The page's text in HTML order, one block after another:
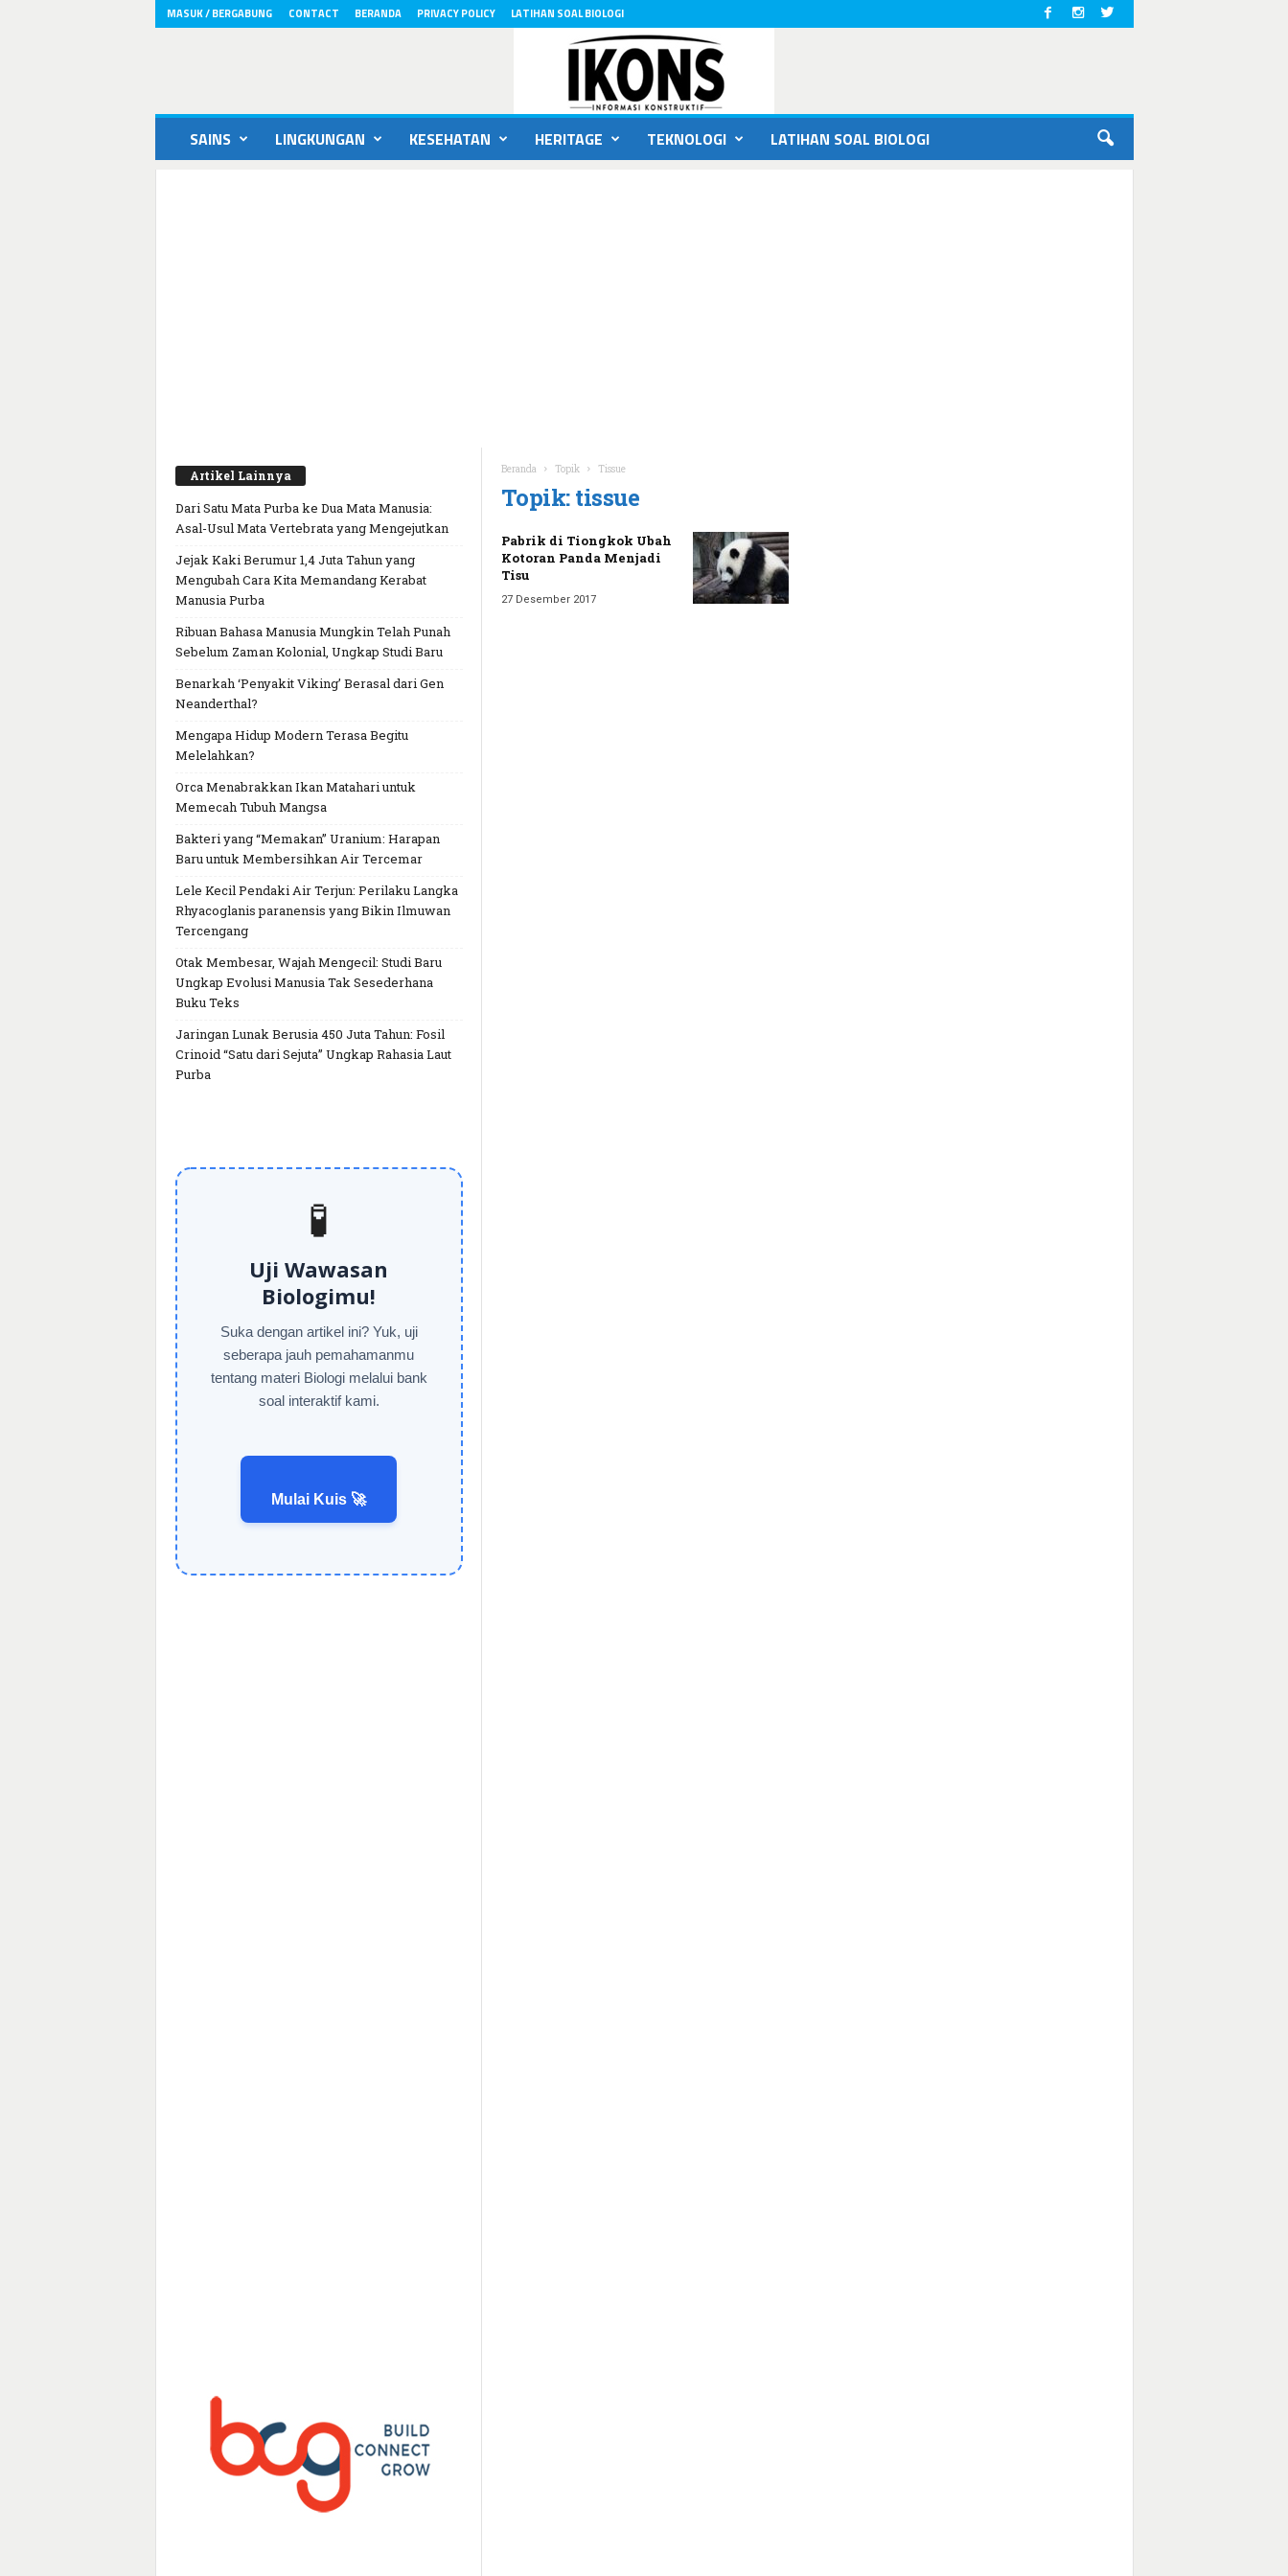
MASUK / BERGABUNG CONTACT BERANDA PRIVACY POLICY LATIHAN SOAL BIOLOGI
SAINS LINGKUNGAN KESEHATAN HERITAGE TEKNOLOGI LATIHAN SOAL BIOLOGI
Beranda Topik Tissue
Topik: tissue
Pabrik di Tiongkok Ubah
Kotoran Panda Menjadi
Tisu
27 Desember 2017
Artikel Lainnya
Dari Satu Mata Purba ke Dua Mata Manusia:
Asal-Usul Mata Vertebrata yang Mengejutkan
Jejak Kaki Berumur 1,4 Juta Tahun yang
Mengubah Cara Kita Memandang Kerabat
Manusia Purba
Ribuan Bahasa Manusia Mungkin Telah Punah
Sebelum Zaman Kolonial, Ungkap Studi Baru
Benarkah ‘Penyakit Viking’ Berasal dari Gen
Neanderthal?
Mengapa Hidup Modern Terasa Begitu
Melelahkan?
Orca Menabrakkan Ikan Matahari untuk
Memecah Tubuh Mangsa
Bakteri yang “Memakan” Uranium: Harapan
Baru untuk Membersihkan Air Tercemar
Lele Kecil Pendaki Air Terjun: Perilaku Langka
Rhyacoglanis paranensis yang Bikin Ilmuwan
Tercengang
Otak Membesar, Wajah Mengecil: Studi Baru
Ungkap Evolusi Manusia Tak Sesederhana
Buku Teks
Jaringan Lunak Berusia 450 Juta Tahun: Fosil
Crinoid “Satu dari Sejuta” Ungkap Rahasia Laut
Purba
🧪
Uji Wawasan
Biologimu!
Suka dengan artikel ini? Yuk, uji
seberapa jauh pemahamanmu
tentang materi Biologi melalui bank
soal interaktif kami.
Mulai Kuis 🚀